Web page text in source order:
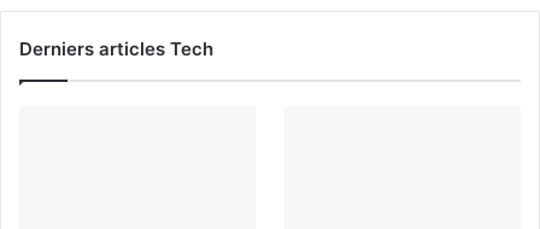
Derniers articles Tech